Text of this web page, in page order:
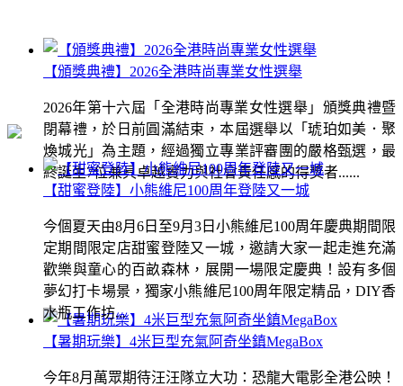
【頒獎典禮】2026全港時尚專業女性選舉
2026年第十六屆「全港時尚專業女性選舉」頒獎典禮暨
閉幕禮，於日前圓滿結束，本屆選舉以「琥珀如美．聚
煥城光」為主題，經過獨立專業評審團的嚴格甄選，最
終誕生7位兼具卓越實力與社會責任感的得獎者......
【暑期玩樂】4米巨型充氣阿奇坐鎮MegaBox
今年8月萬眾期待汪汪隊立大功：恐龍大電影全港公映！
【甜蜜登陸】小熊維尼100周年登陸又一城
今個夏天由8月6日至9月3日小熊維尼100周年慶典期間限
定期間限定店甜蜜登陸又一城，邀請大家一起走進充滿
歡樂與童心的百畝森林，展開一場限定慶典！設有多個
夢幻打卡場景，獨家小熊維尼100周年限定精品，DIY香
水瓶工作坊...